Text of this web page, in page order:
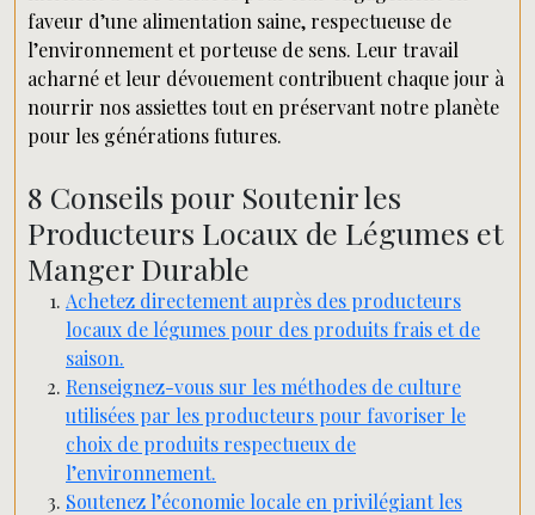
faveur d’une alimentation saine, respectueuse de
l’environnement et porteuse de sens. Leur travail
acharné et leur dévouement contribuent chaque jour à
nourrir nos assiettes tout en préservant notre planète
pour les générations futures.
8 Conseils pour Soutenir les
Producteurs Locaux de Légumes et
Manger Durable
Achetez directement auprès des producteurs
locaux de légumes pour des produits frais et de
saison.
Renseignez-vous sur les méthodes de culture
utilisées par les producteurs pour favoriser le
choix de produits respectueux de
l’environnement.
Soutenez l’économie locale en privilégiant les